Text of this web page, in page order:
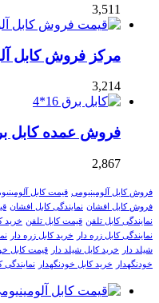
3,511
مرکز فروش کابل
3,214
فروش عمده کابل برق
2,867
فروش کابل آلومینیومی قیمت کابل
فروش کابل افشان نمایندگی کابل افشان
نمایندگی کابل تلفن قیمت کابل تلفن خرید
نمایندگی کابل زره دار
خرید کابل زره دار
شیلد دار
خرید کابل شیلد دار قیمت کابل
خودنگهدار
خرید کابل خودنگهدار نمایندگی